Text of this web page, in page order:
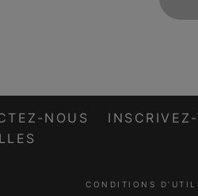
NOUS
CONDITIONS